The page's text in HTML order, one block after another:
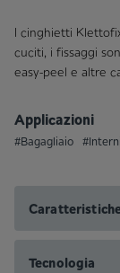
I cinghietti
cuciti, i fissaggi
easy-peel e altre
Applicazioni
#Bagagliaio #Interni
Tecnologia